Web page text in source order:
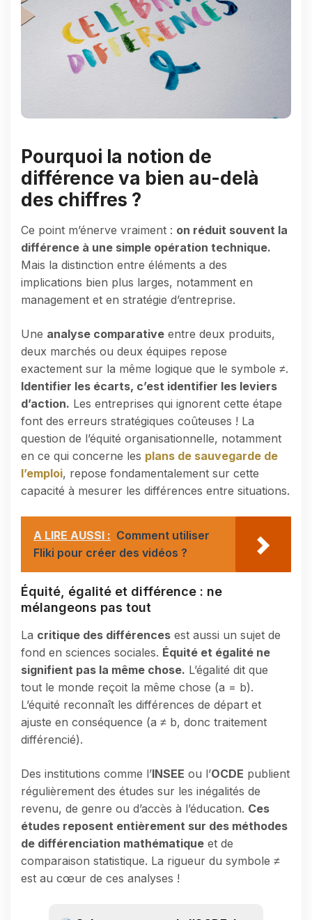
Pourquoi la notion de
différence va bien au-delà
des chiffres ?
Ce point m’énerve vraiment : on réduit souvent la
différence à une simple opération technique.
Mais la distinction entre éléments a des
implications bien plus larges, notamment en
management et en stratégie d’entreprise.
Une analyse comparative entre deux produits,
deux marchés ou deux équipes repose
exactement sur la même logique que le symbole ≠.
Identifier les écarts, c’est identifier les leviers
d’action. Les entreprises qui ignorent cette étape
font des erreurs stratégiques coûteuses ! La
question de l’équité organisationnelle, notamment
en ce qui concerne les plans de sauvegarde de
l’emploi, repose fondamentalement sur cette
capacité à mesurer les différences entre situations.
A LIRE AUSSI : Comment utiliser
Fliki pour créer des vidéos ?
Équité, égalité et différence : ne
mélangeons pas tout
La critique des différences est aussi un sujet de
fond en sciences sociales. Équité et égalité ne
signifient pas la même chose. L’égalité dit que
tout le monde reçoit la même chose (a = b).
L’équité reconnaît les différences de départ et
ajuste en conséquence (a ≠ b, donc traitement
différencié).
Des institutions comme l’INSEE ou l’OCDE publient
régulièrement des études sur les inégalités de
revenu, de genre ou d’accès à l’éducation. Ces
études reposent entièrement sur des méthodes
de différenciation mathématique et de
comparaison statistique. La rigueur du symbole ≠
est au cœur de ces analyses !